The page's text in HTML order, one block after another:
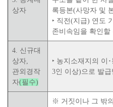
상자
록등본(사망자 및
‣ 직전(지급) 연도
존비속임을 확인할
4. 신규대
상자
관외경작
자(필수)
‣ 농지소재지의 이 ･
3인 이상) 으로 발급
※ 거짓이나 그 밖